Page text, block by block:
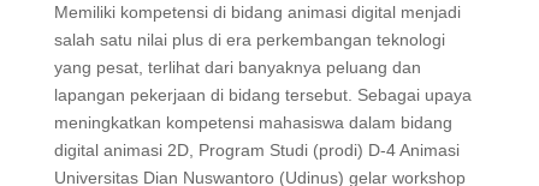
Memiliki kompetensi di bidang animasi digital menjadi
salah satu nilai plus di era perkembangan teknologi
yang pesat, terlihat dari banyaknya peluang dan
lapangan pekerjaan di bidang tersebut. Sebagai upaya
meningkatkan kompetensi mahasiswa dalam bidang
digital animasi 2D, Program Studi (prodi) D-4 Animasi
Universitas Dian Nuswantoro (Udinus) gelar workshop